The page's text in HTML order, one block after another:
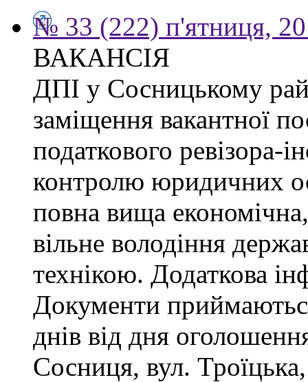
№ 33 (222) п'ятниця,
ВАКАНСІЯ
ДПІ у Сосницькому
заміщення вакантної
податкового ревізора-
контролю юридичних
повна вища
вільне володіння
технікою. Додаткова
Документи
днів від дня
Сосниця, вул.